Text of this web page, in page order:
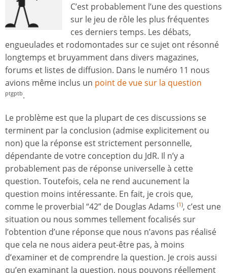
C’est probablement l’une des questions
sur le jeu de rôle les plus fréquentes
ces derniers temps. Les débats,
engueulades et rodomontades sur ce sujet ont résonné
longtemps et bruyamment dans divers magazines,
forums et listes de diffusion. Dans le numéro 11 nous
avions même inclus un point de vue sur la question
ptgptb.
Le problème est que la plupart de ces discussions se
terminent par la conclusion (admise explicitement ou
non) que la réponse est strictement personnelle,
dépendante de votre conception du JdR. Il n’y a
probablement pas de réponse universelle à cette
question. Toutefois, cela ne rend aucunement la
question moins intéressante. En fait, je crois que,
comme le proverbial “42” de Douglas Adams (1), c’est une
situation ou nous sommes tellement focalisés sur
l’obtention d’une réponse que nous n’avons pas réalisé
que cela ne nous aidera peut-être pas, à moins
d’examiner et de comprendre la question. Je crois aussi
qu’en examinant la question, nous pouvons réellement